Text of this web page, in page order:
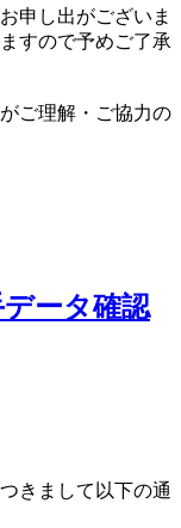
申し出がございま
すので予めご了承
ご理解・ご協力の
ータ確認
きまして以下の通